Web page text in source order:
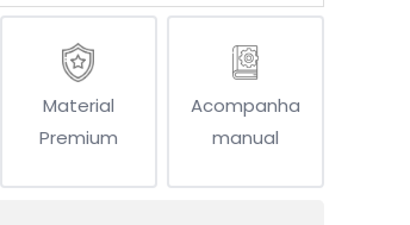
Material
Premium
Acompanha
manual